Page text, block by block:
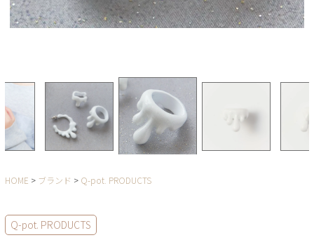
HOME ブランド Q-pot. PRODUCTS
Q-pot. PRODUCTS